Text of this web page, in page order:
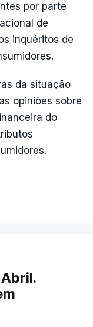
por parte
de
inquéritos de
da situação
opiniões sobre
do